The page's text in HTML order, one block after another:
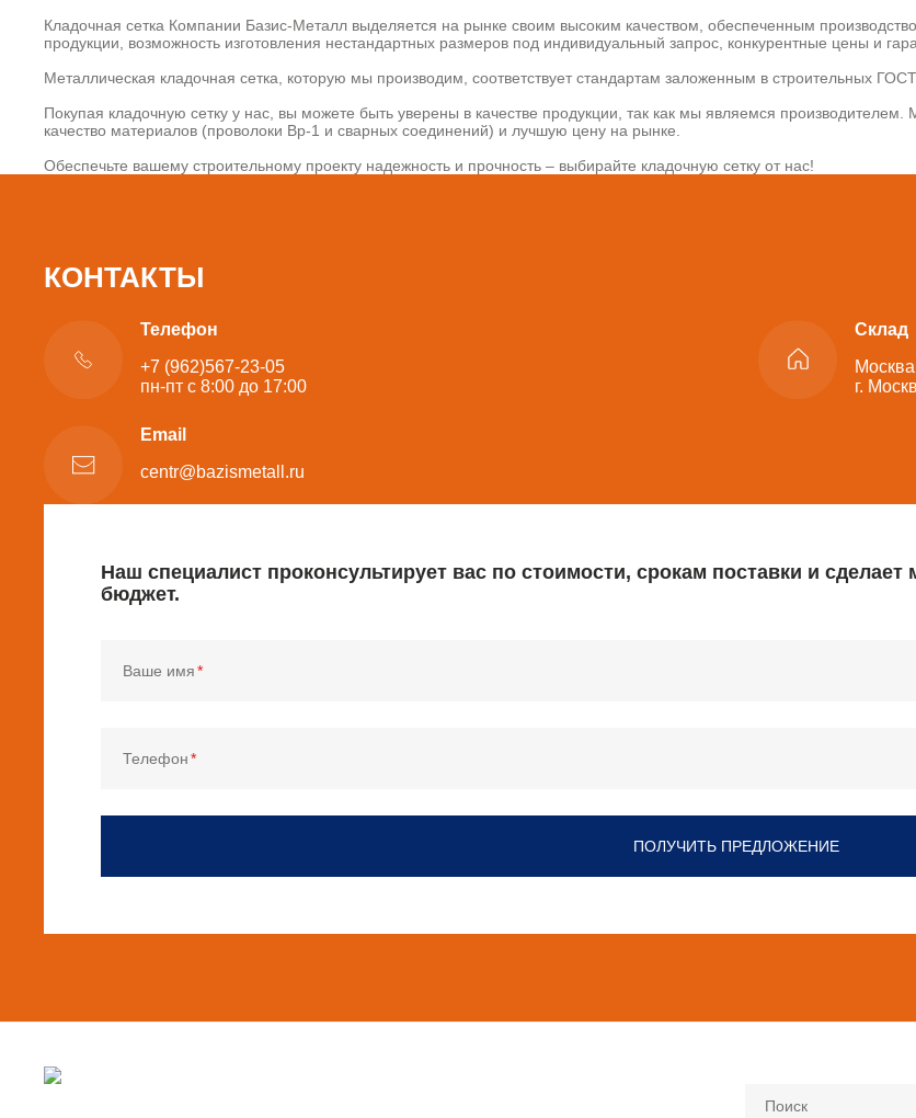
Кладочная сетка Компании Базис-Металл выделяется на рынке своим высоким качеством, обеспеченным
продукции, возможность изготовления нестандартных размеров под индивидуальный запрос, конкурентные цены и
Металлическая кладочная сетка, которую мы производим, соответствует стандартам заложенным в строительных
Покупая кладочную сетку у нас, вы можете быть уверены в качестве продукции, так как мы являемся
качество материалов (проволоки Вр-1 и сварных соединений) и лучшую цену на рынке.
Обеспечьте вашему строительному проекту надежность и прочность – выбирайте кладочную сетку от нас!
КОНТАКТЫ
Телефон
+7 (962)567-23-05
пн-пт с 8:00 до 17:00
Склад
г.
Email
centr@bazismetall.ru
Наш специалист проконсультирует вас по стоимости, срокам поставки и
бюджет.
Ваше имя
Телефон
ПОЛУЧИТЬ ПРЕДЛОЖЕНИЕ
Поиск